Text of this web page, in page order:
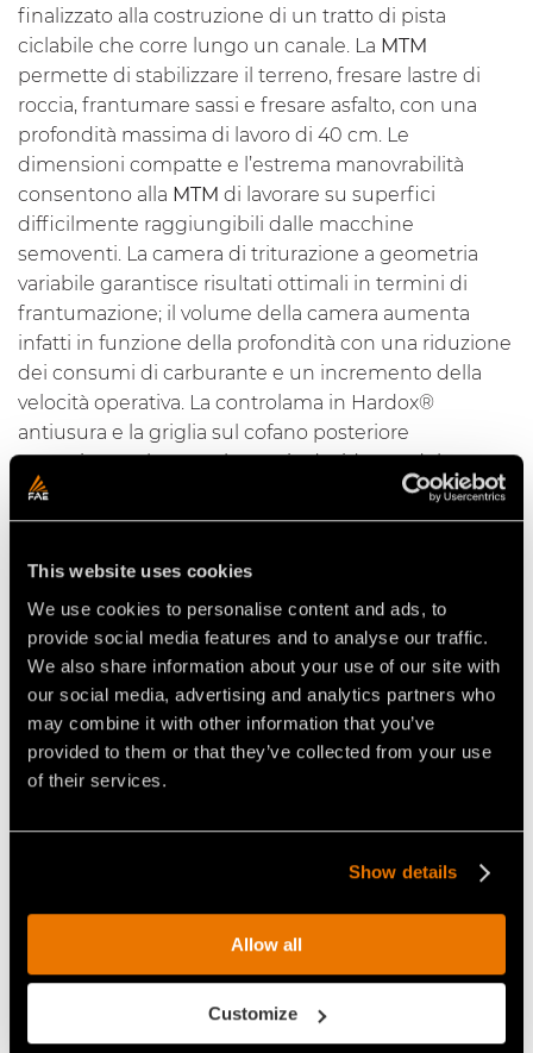
This website uses cookies
We use cookies to personalise content and ads, to
provide social media features and to analyse our traffic.
We also share information about your use of our site with
our social media, advertising and analytics partners who
may combine it with other information that you’ve
provided to them or that they’ve collected from your use
of their services.
Show details
Allow all
Customize
finalizzato alla costruzione di un tratto di pista
ciclabile che corre lungo un canale. La MTM
permette di stabilizzare il terreno, fresare lastre di
roccia, frantumare sassi e fresare asfalto, con una
profondità massima di lavoro di 40 cm. Le
dimensioni compatte e l’estrema manovrabilità
consentono alla MTM di lavorare su superfici
difficilmente raggiungibili dalle macchine
semoventi. La camera di triturazione a geometria
variabile garantisce risultati ottimali in termini di
frantumazione; il volume della camera aumenta
infatti in funzione della profondità con una riduzione
dei consumi di carburante e un incremento della
velocità operativa. La controlama in Hardox®
antiusura e la griglia sul cofano posteriore
garantiscono la granulometria desiderata del
materiale in uscita.
Video Multifunzione per trattori
STABILIZZAZIONE DI UN
STABILIZZATORE AL LAVORO
AUTOSTRADALE CON UN
TRATTORE FENDT 936